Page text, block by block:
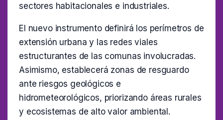
sectores habitacionales e industriales.
El nuevo instrumento definirá los perímetros de
extensión urbana y las redes viales
estructurantes de las comunas involucradas.
Asimismo, establecerá zonas de resguardo
ante riesgos geológicos e
hidrometeorológicos, priorizando áreas rurales
y ecosistemas de alto valor ambiental.